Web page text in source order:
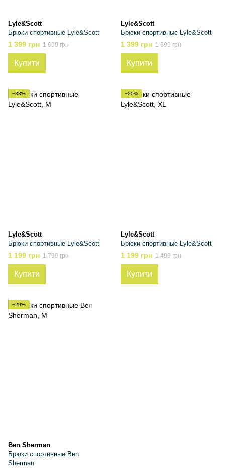
Lyle&Scott
Брюки спортивные Lyle&Scott
1 399 грн 1 699 грн
Купити
Lyle&Scott
Брюки спортивные Lyle&Scott
1 399 грн 1 699 грн
Купити
−33%
Lyle&Scott
Брюки спортивные Lyle&Scott
1 199 грн 1 799 грн
Купити
−20%
Lyle&Scott
Брюки спортивные Lyle&Scott
1 199 грн 1 499 грн
Купити
−29%
Ben Sherman
Брюки спортивные Ben
Sherman